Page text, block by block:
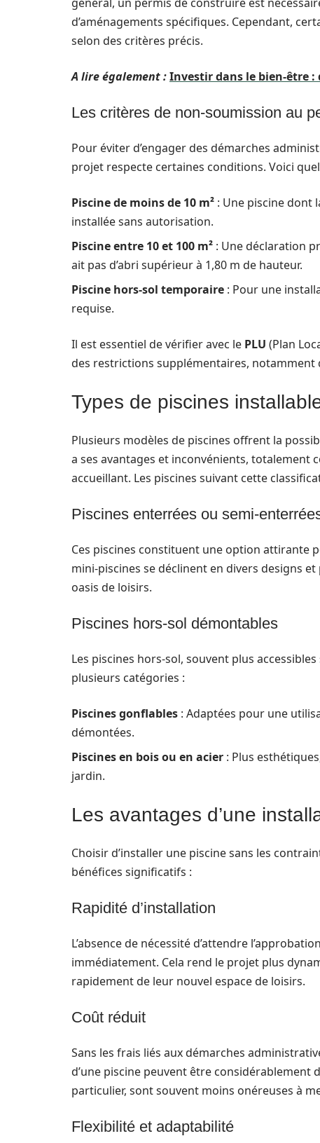
d’aménagements spécifiques. Cependant,
selon des critères précis.
A lire également :Investir dans le bien-être
Les critères de non-soumission au
Pour éviter d’engager des démarches
projet respecte certaines conditions. Voici
Piscine de moins de 10 m² : Une piscine dont
installée sans autorisation.
Piscine entre 10 et 100 m² : Une déclaration
ait pas d’abri supérieur à 1,80 m de hauteur.
Piscine hors-sol temporaire : Pour une
requise.
Il est essentiel de vérifier avec le PLU (Plan
des restrictions supplémentaires, notamment
Types de piscines
Plusieurs modèles de piscines offrent la
a ses avantages et inconvénients, totalement
accueillant. Les piscines suivant cette
Piscines enterrées ou semi-
Ces piscines constituent une option attirante
mini-piscines se déclinent en divers designs
oasis de loisirs.
Piscines hors-sol démontables
Les piscines hors-sol, souvent plus
plusieurs catégories :
Piscines gonflables : Adaptées pour une
démontées.
Piscines en bois ou en acier : Plus
jardin.
Les avantages d’une
Choisir d’installer une piscine sans les
bénéfices significatifs :
Rapidité d’installation
L’absence de nécessité d’attendre
immédiatement. Cela rend le projet plus
rapidement de leur nouvel espace de loisirs.
Coût réduit
Sans les frais liés aux démarches
d’une piscine peuvent être considérablement
particulier, sont souvent moins onéreuses à
Flexibilité et adaptabilité